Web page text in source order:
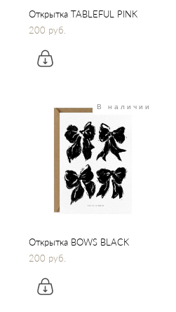
Открытка TABLEFUL PINK
200 pуб.
В наличии
Открытка BOWS BLACK
200 pуб.